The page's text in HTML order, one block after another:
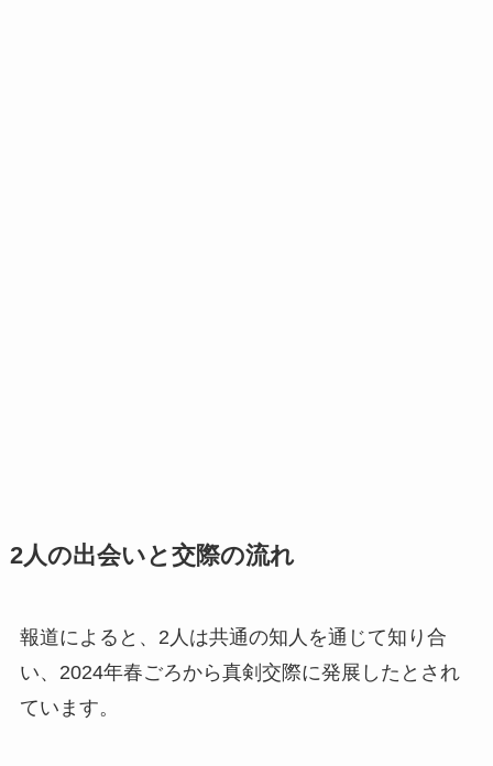
2人の出会いと交際の流れ
報道によると、2人は共通の知人を通じて知り合
い、2024年春ごろから真剣交際に発展したとされ
ています。